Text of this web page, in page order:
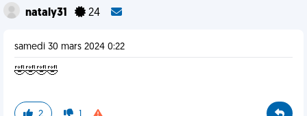
nataly31 24
samedi 30 mars 2024 0:22
🤣🤣🤣🤣